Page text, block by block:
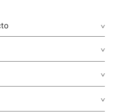
poliamida/polyamide3.30%
separado / no utilizar
Master Card y American